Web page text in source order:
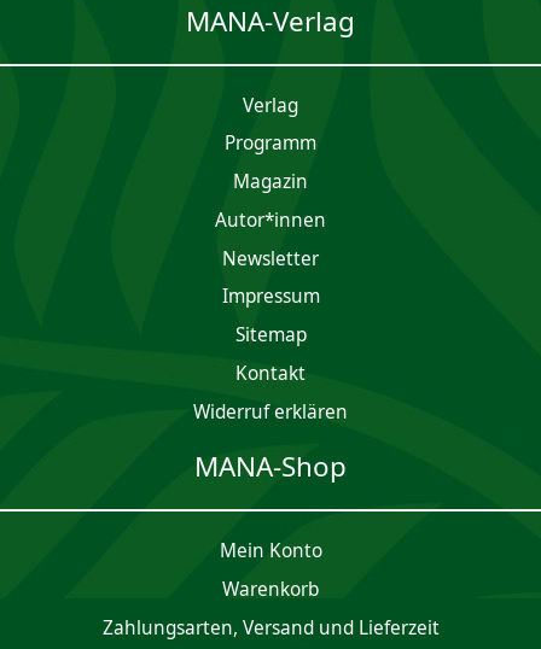
MANA-Verlag
Verlag
Programm
Magazin
Autor*innen
Newsletter
Impres­sum
Sitemap
Kontakt
Widerruf erklären
MANA-Shop
Mein Konto
Waren­korb
Zahlungsarten, Versand und Lieferzeit